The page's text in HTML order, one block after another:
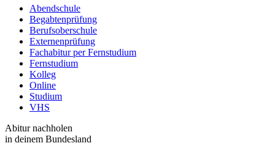
Abendschule
Begabtenprüfung
Berufsoberschule
Externenprüfung
Fachabitur per Fernstudium
Fernstudium
Kolleg
Online
Studium
VHS
Abitur nachholen
in deinem Bundesland